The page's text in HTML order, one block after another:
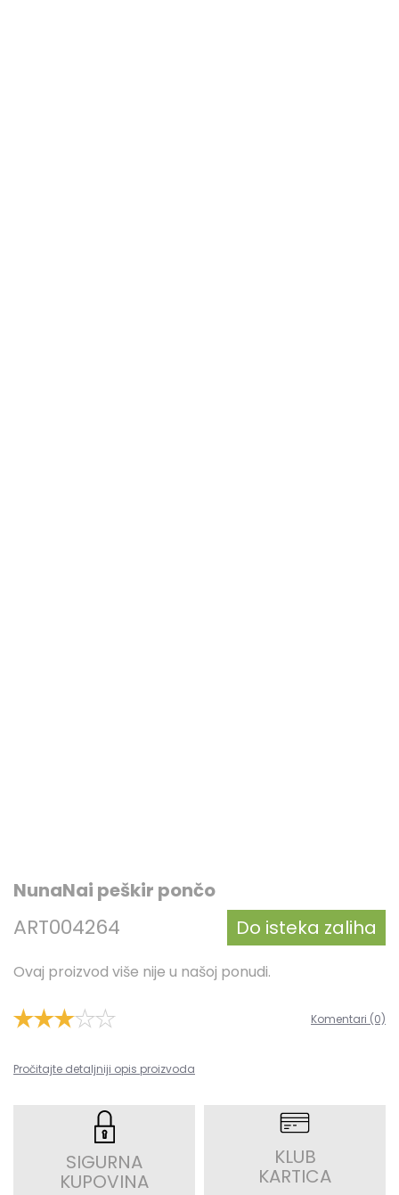
NunaNai peškir pončo
ART004264 Do isteka zaliha
Ovaj proizvod više nije u našoj ponudi.
Komentari (0)
Pročitajte detaljniji opis proizvoda
SIGURNA
KUPOVINA
KLUB
KARTICA